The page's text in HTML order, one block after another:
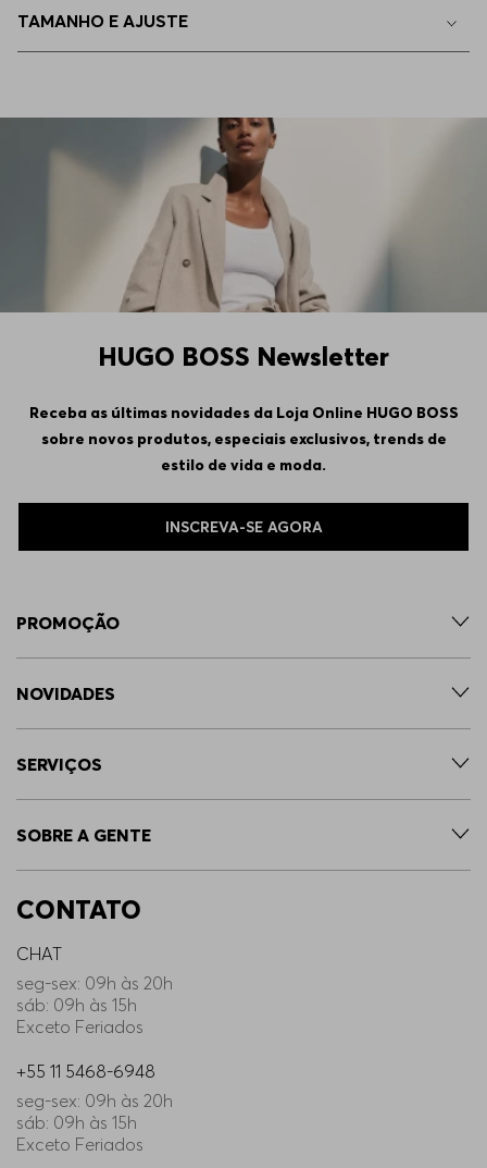
TAMANHO E AJUSTE
HUGO BOSS Newsletter
Receba as últimas novidades da Loja Online HUGO BOSS
sobre novos produtos, especiais exclusivos, trends de
estilo de vida e moda.
INSCREVA-SE AGORA
PROMOÇÃO
NOVIDADES
SERVIÇOS
SOBRE A GENTE
CONTATO
CHAT
seg-sex: 09h às 20h
sáb: 09h às 15h
Exceto Feriados
+55 11 5468-6948
seg-sex: 09h às 20h
sáb: 09h às 15h
Exceto Feriados